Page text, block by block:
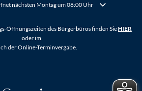
Öffnungs- oder Schließzeiten auszublenden
nächsten Montag um 08:00 Uhr
Öffnungszeiten des Bürgerbüros finden SieHIER
oder im
der Online-Terminvergabe.